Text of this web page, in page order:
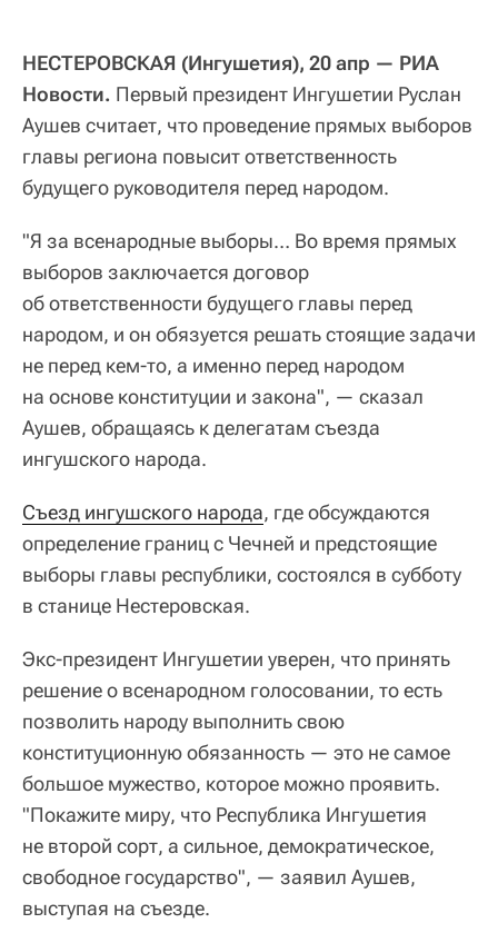
НЕСТЕРОВСКАЯ (Ингушетия), 20 апр — РИА
Новости. Первый президент Ингушетии Руслан
Аушев считает, что проведение прямых выборов
главы региона повысит ответственность
будущего руководителя перед народом.
"Я за всенародные выборы… Во время прямых
выборов заключается договор
об ответственности будущего главы перед
народом, и он обязуется решать стоящие задачи
не перед кем-то, а именно перед народом
на основе конституции и закона", — сказал
Аушев, обращаясь к делегатам съезда
ингушского народа.
Съезд ингушского народа, где обсуждаются
определение границ с Чечней и предстоящие
выборы главы республики, состоялся в субботу
в станице Нестеровская.
Экс-президент Ингушетии уверен, что принять
решение о всенародном голосовании, то есть
позволить народу выполнить свою
конституционную обязанность — это не самое
большое мужество, которое можно проявить.
"Покажите миру, что Республика Ингушетия
не второй сорт, а сильное, демократическое,
свободное государство", — заявил Аушев,
выступая на съезде.